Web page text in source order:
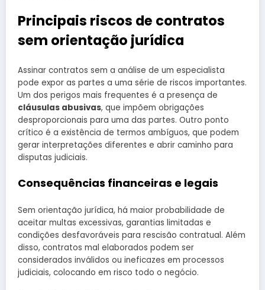
Principais riscos de contratos
sem orientação jurídica
Assinar contratos sem a análise de um especialista
pode expor as partes a uma série de riscos importantes.
Um dos perigos mais frequentes é a presença de
cláusulas abusivas, que impõem obrigações
desproporcionais para uma das partes. Outro ponto
crítico é a existência de termos ambíguos, que podem
gerar interpretações diferentes e abrir caminho para
disputas judiciais.
Consequências financeiras e legais
Sem orientação jurídica, há maior probabilidade de
aceitar multas excessivas, garantias limitadas e
condições desfavoráveis para rescisão contratual. Além
disso, contratos mal elaborados podem ser
considerados inválidos ou ineficazes em processos
judiciais, colocando em risco todo o negócio.